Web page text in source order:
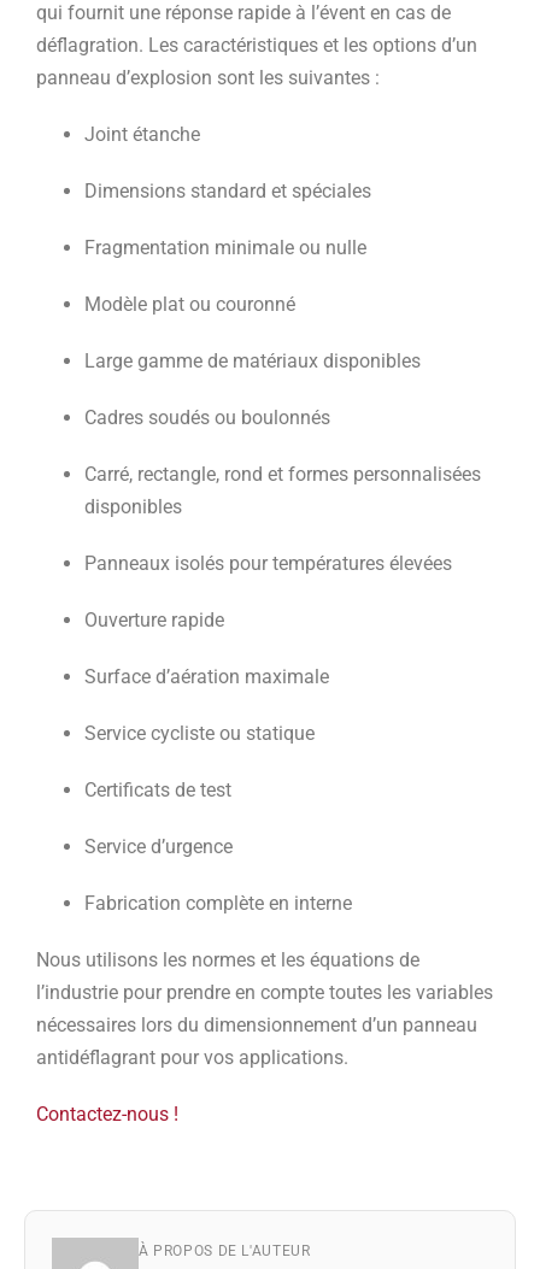
qui fournit une réponse rapide à l’évent en cas de
déflagration. Les caractéristiques et les options d’un
panneau d’explosion sont les suivantes :
Joint étanche
Dimensions standard et spéciales
Fragmentation minimale ou nulle
Modèle plat ou couronné
Large gamme de matériaux disponibles
Cadres soudés ou boulonnés
Carré, rectangle, rond et formes personnalisées
disponibles
Panneaux isolés pour températures élevées
Ouverture rapide
Surface d’aération maximale
Service cycliste ou statique
Certificats de test
Service d’urgence
Fabrication complète en interne
Nous utilisons les normes et les équations de
l’industrie pour prendre en compte toutes les variables
nécessaires lors du dimensionnement d’un panneau
antidéflagrant pour vos applications.
Contactez-nous !
À PROPOS DE L'AUTEUR